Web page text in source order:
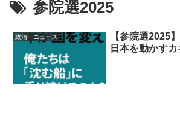
参院選2025
政治・ニュース
【参院選2025
日本を動かす